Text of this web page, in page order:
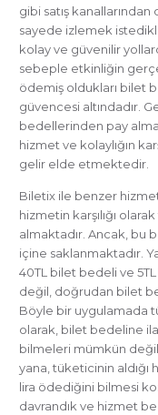
gibi satış
sayede izlemek
kolay ve güvenilir
sebeple etkinliğin
ödemiş oldukları bilet
güvencesi altındadır.
bedellerinden pay
hizmet ve kolaylığın
gelir elde etmektedir.
Biletix ile benzer
hizmetin karşılığı
almaktadır. Ancak, bu
içine saklanmaktadır.
40TL bilet bedeli ve
değil, doğrudan bilet
Böyle bir uygulamada
olarak, bilet bedeline
bilmeleri mümkün
yana, tüketicinin aldığı
lira ödediğini bilmesi
davrandık ve hizmet